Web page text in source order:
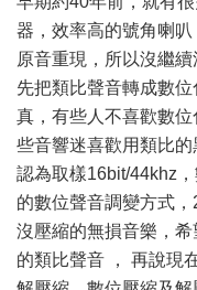
器，效率高的號角喇
原音重現，所以沒繼
先把類比聲音轉成數
真，有些人不喜歡數
些音響迷喜歡用類比
認為取樣16bit/44khz
的數位聲音調變方式
沒壓縮的無損音樂，
的類比聲音 ， 再說現